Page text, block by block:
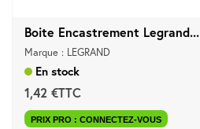
Boite Encastrement Legrand...
Marque : LEGRAND
En stock
1,42 €TTC
PRIX PRO : CONNECTEZ-VOUS